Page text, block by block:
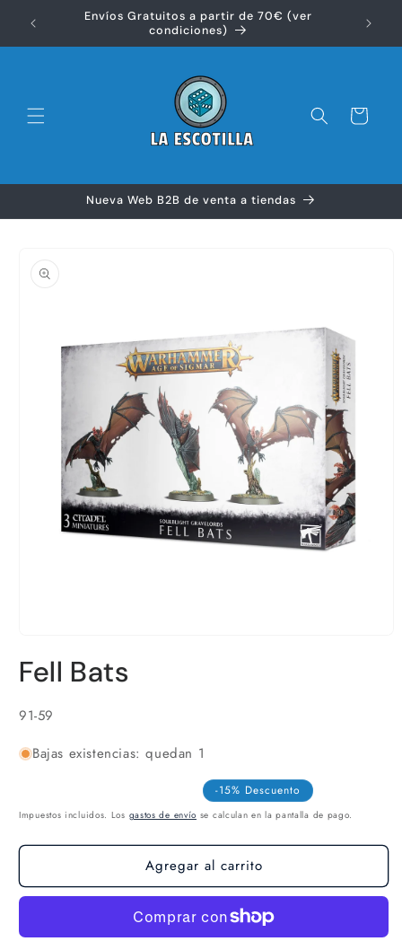
directamenteEnvíos Gratuitos a partir de 70€ (ver
condiciones)
Carrito
Nueva Web B2B de venta a tiendas
información
multimedia
1
una
ventana
Fell Bats
SKU:
91-59
Bajas existencias: quedan 1
-15% Descuento
Impuestos incluidos. Los gastos de envío se calculan en la pantalla de pago.
Agregar al carrito